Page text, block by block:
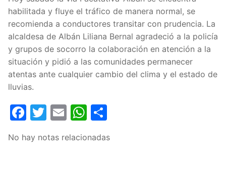
habilitada y fluye el tráfico de manera normal, se
recomienda a conductores transitar con prudencia. La
alcaldesa de Albán Liliana Bernal agradeció a la policía
y grupos de socorro la colaboración en atención a la
situación y pidió a las comunidades permanecer
atentas ante cualquier cambio del clima y el estado de
lluvias.
Facebook
Twitter
EmailWhatsApp
No hay notas relacionadas